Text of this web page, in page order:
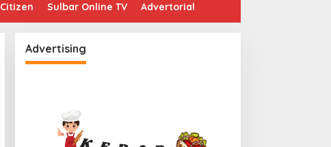
Citizen Sulbar Online TV Advertorial
Advertising